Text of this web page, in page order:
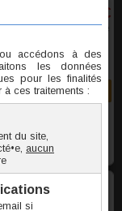
5,20 €
TTC l'unite
Commander